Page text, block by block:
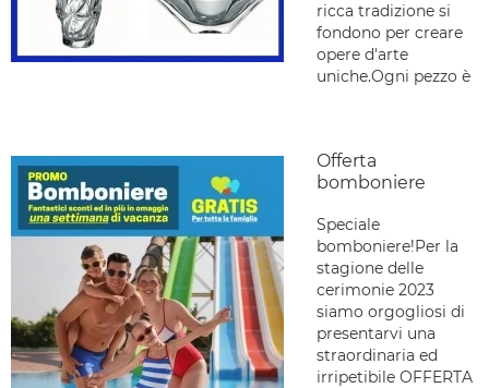
ricca tradizione si
fondono per creare
opere d'arte
uniche.Ogni pezzo è
Offerta
bomboniere
Speciale
bomboniere!Per la
stagione delle
cerimonie 2023
siamo orgogliosi di
presentarvi una
straordinaria ed
irripetibile OFFERTA